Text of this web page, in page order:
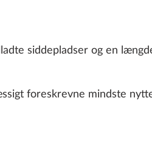
kr.
siddepladser og en
foreskrevne mindste